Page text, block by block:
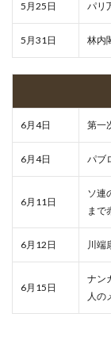
5月25日 パリ
5月31日 林内
6月4日 第一
6月4日 パブ
6月11日
ソ連
まで
6月12日 川端
6月15日
ナン
人の